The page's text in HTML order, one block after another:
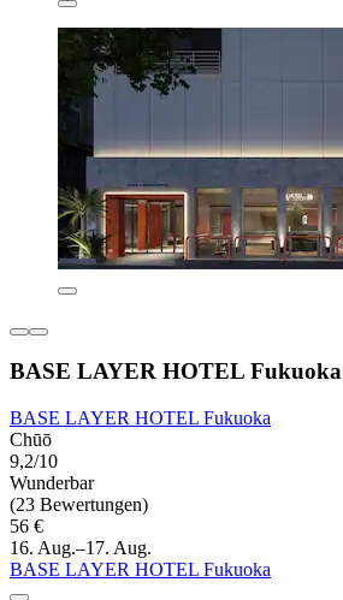
BASE LAYER HOTEL Fukuoka
BASE LAYER HOTEL Fukuoka
Chūō
9,2/10
Wunderbar
(23 Bewertungen)
56 €
16. Aug.–17. Aug.
BASE LAYER HOTEL Fukuoka